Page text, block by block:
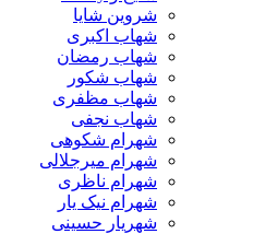
شروین شایا
شهاب اکبری
شهاب رمضان
شهاب شکور
شهاب مظفری
شهاب نجفی
شهرام شکوهی
شهرام میرجلالی
شهرام ناظری
شهرام نیک یار
شهریار حسینی